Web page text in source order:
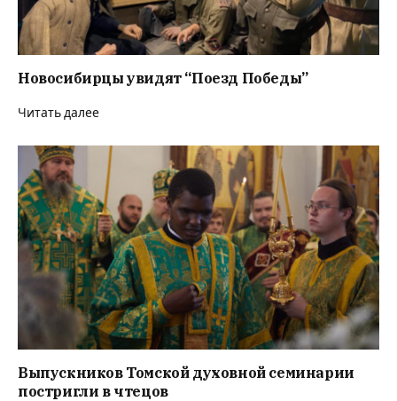
Новосибирцы увидят “Поезд Победы”
Читать далее
Выпускников Томской духовной семинарии
постригли в чтецов